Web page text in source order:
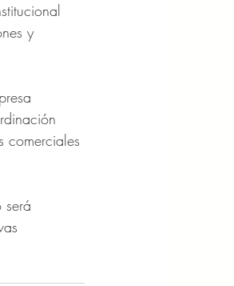
y
comerciales